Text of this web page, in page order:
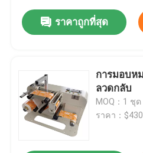
ราคาถูกที่สุด
การมอบหม
ลวดกลับ
MOQ：1 ชุด
ราคา：